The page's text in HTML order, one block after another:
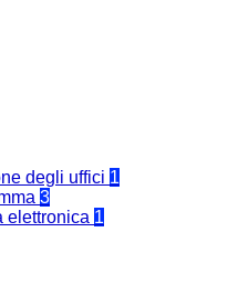
degli uffici 1
3
elettronica 1